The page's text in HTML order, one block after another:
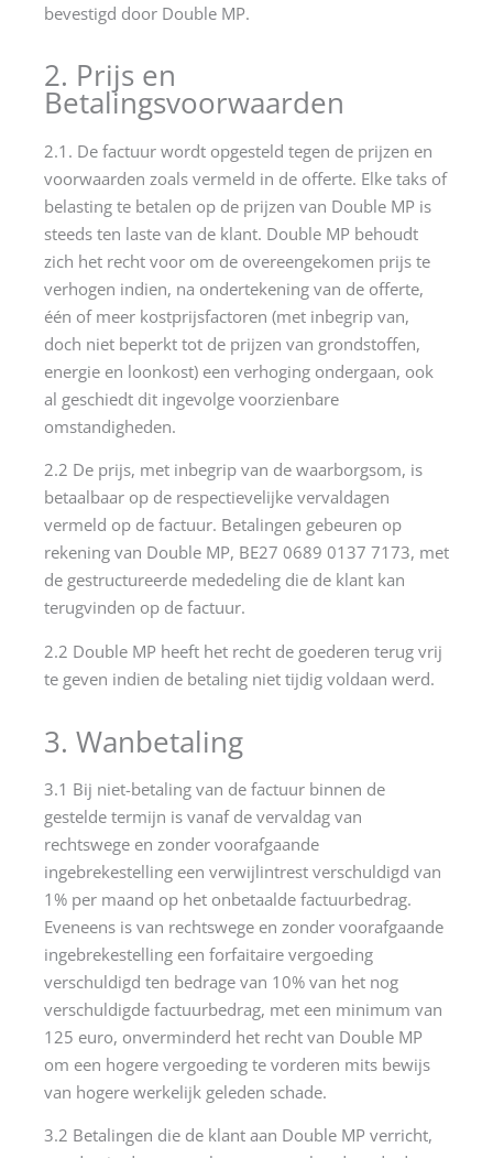
bevestigd door Double MP.
2. Prijs en
Betalingsvoorwaarden
2.1. De factuur wordt opgesteld tegen de prijzen en
voorwaarden zoals vermeld in de offerte. Elke taks of
belasting te betalen op de prijzen van Double MP is
steeds ten laste van de klant. Double MP behoudt
zich het recht voor om de overeengekomen prijs te
verhogen indien, na ondertekening van de offerte,
één of meer kostprijsfactoren (met inbegrip van,
doch niet beperkt tot de prijzen van grondstoffen,
energie en loonkost) een verhoging ondergaan, ook
al geschiedt dit ingevolge voorzienbare
omstandigheden.
2.2 De prijs, met inbegrip van de waarborgsom, is
betaalbaar op de respectievelijke vervaldagen
vermeld op de factuur. Betalingen gebeuren op
rekening van Double MP, BE27 0689 0137 7173, met
de gestructureerde mededeling die de klant kan
terugvinden op de factuur.
2.2 Double MP heeft het recht de goederen terug vrij
te geven indien de betaling niet tijdig voldaan werd.
3. Wanbetaling
3.1 Bij niet-betaling van de factuur binnen de
gestelde termijn is vanaf de vervaldag van
rechtswege en zonder voorafgaande
ingebrekestelling een verwijlintrest verschuldigd van
1% per maand op het onbetaalde factuurbedrag.
Eveneens is van rechtswege en zonder voorafgaande
ingebrekestelling een forfaitaire vergoeding
verschuldigd ten bedrage van 10% van het nog
verschuldigde factuurbedrag, met een minimum van
125 euro, onverminderd het recht van Double MP
om een hogere vergoeding te vorderen mits bewijs
van hogere werkelijk geleden schade.
3.2 Betalingen die de klant aan Double MP verricht,